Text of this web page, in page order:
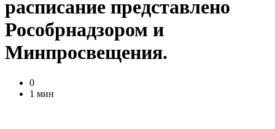
расписание представлено
Рособрнадзором и
Минпросвещения.
0
1 мин